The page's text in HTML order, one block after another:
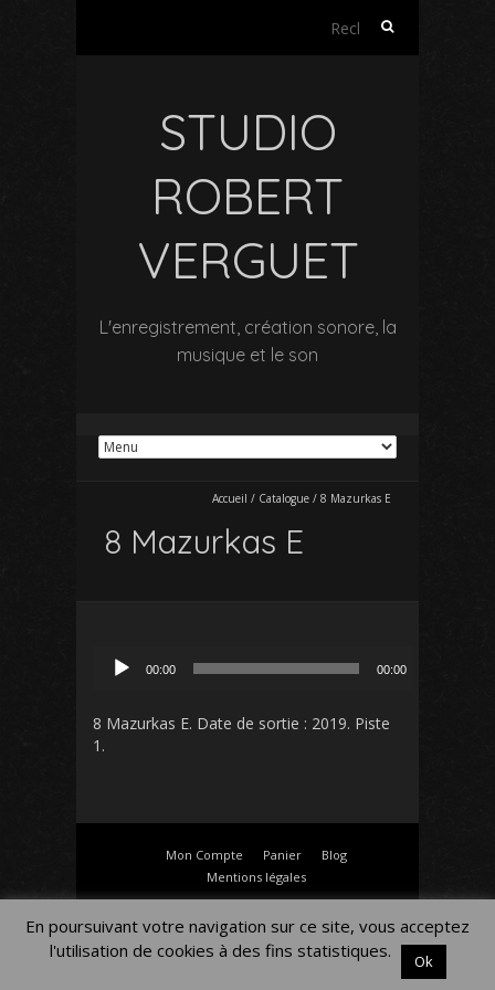
Rechercher :
STUDIO
ROBERT
VERGUET
L'enregistrement, création sonore, la
musique et le son
Accueil / Catalogue / 8 Mazurkas E
8 Mazurkas E
00:00 00:00
8 Mazurkas E. Date de sortie : 2019. Piste
1.
Mon Compte Panier
Blog
Mentions légales
En poursuivant votre navigation sur ce site, vous acceptez
l'utilisation de cookies à des fins statistiques.
Ok